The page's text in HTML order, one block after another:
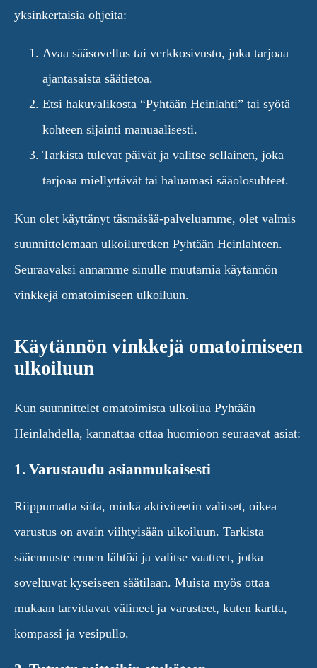
yksinkertaisia ohjeita:
Avaa sääsovellus tai verkkosivusto, joka tarjoaa
ajantasaista säätietoa.
Etsi hakuvalikosta “Pyhtään Heinlahti” tai syötä
kohteen sijainti manuaalisesti.
Tarkista tulevat päivät ja valitse sellainen, joka
tarjoaa miellyttävät tai haluamasi sääolosuhteet.
Kun olet käyttänyt täsmäsää-palveluamme, olet valmis
suunnittelemaan ulkoiluretken Pyhtään Heinlahteen.
Seuraavaksi annamme sinulle muutamia käytännön
vinkkejä omatoimiseen ulkoiluun.
Käytännön vinkkejä omatoimiseen
ulkoiluun
Kun suunnittelet omatoimista ulkoilua Pyhtään
Heinlahdella, kannattaa ottaa huomioon seuraavat asiat:
1. Varustaudu asianmukaisesti
Riippumatta siitä, minkä aktiviteetin valitset, oikea
varustus on avain viihtyisään ulkoiluun. Tarkista
sääennuste ennen lähtöä ja valitse vaatteet, jotka
soveltuvat kyseiseen säätilaan. Muista myös ottaa
mukaan tarvittavat välineet ja varusteet, kuten kartta,
kompassi ja vesipullo.